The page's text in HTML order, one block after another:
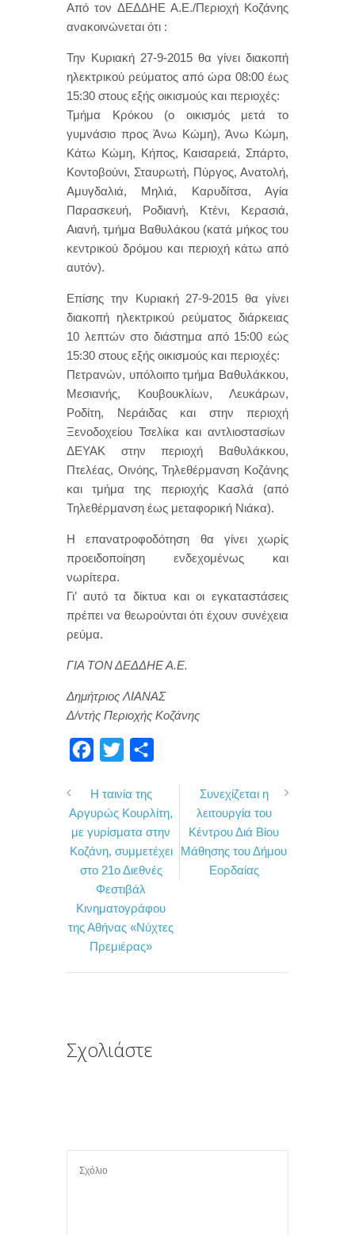
Από τον ΔΕΔΔΗΕ Α.Ε./Περιοχή Κοζάνης
ανακοινώνεται ότι :
Την Κυριακή 27-9-2015 θα γίνει διακοπή
ηλεκτρικού ρεύματος από ώρα 08:00 έως
15:30 στους εξής οικισμούς και περιοχές:
Τμήμα Κρόκου (ο οικισμός μετά το
γυμνάσιο προς Άνω Κώμη), Άνω Κώμη,
Κάτω Κώμη, Κήπος, Καισαρειά, Σπάρτο,
Κοντοβούνι, Σταυρωτή, Πύργος, Ανατολή,
Αμυγδαλιά, Μηλιά, Καρυδίτσα, Αγία
Παρασκευή, Ροδιανή, Κτένι, Κερασιά,
Αιανή, τμήμα Βαθυλάκου (κατά μήκος του
κεντρικού δρόμου και περιοχή κάτω από
αυτόν).
Επίσης την Κυριακή 27-9-2015 θα γίνει
διακοπή ηλεκτρικού ρεύματος διάρκειας
10 λεπτών στο διάστημα από 15:00 εώς
15:30 στους εξής οικισμούς και περιοχές:
Πετρανών, υπόλοιπο τμήμα Βαθυλάκκου,
Μεσιανής, Κουβουκλίων, Λευκάρων,
Ροδίτη, Νεράιδας και στην περιοχή
Ξενοδοχείου Τσελίκα και αντλιοστασίων
ΔΕΥΑΚ στην περιοχή Βαθυλάκκου,
Πτελέας, Οινόης, Τηλεθέρμανση Κοζάνης
και τμήμα της περιοχής Κασλά (από
Τηλεθέρμανση έως μεταφορική Νιάκα).
Η επανατροφοδότηση θα γίνει χωρίς
προειδοποίηση ενδεχομένως και
νωρίτερα.
Γι’ αυτό τα δίκτυα και οι εγκαταστάσεις
πρέπει να θεωρούνται ότι έχουν συνέχεια
ρεύμα.
ΓΙΑ ΤΟΝ ΔΕΔΔΗΕ Α.Ε.
Δημήτριος ΛΙΑΝΑΣ
Δ/ντής Περιοχής Κοζάνης
c
e
b
o
o
k
i
t
t
e
r
ρ
α
σ
ε
ί
Η ταινία της
Αργυρώς Κουρλίτη,
με γυρίσματα στην
Κοζάνη, συμμετέχει
στο 21ο Διεθνές
Φεστιβάλ
Κινηματογράφου
της Αθήνας «Νύχτες
Πρεμιέρας»
Συνεχίζεται η
λειτουργία του
Κέντρου Διά Βίου
Μάθησης του Δήμου
Εορδαίας
Σχολιάστε